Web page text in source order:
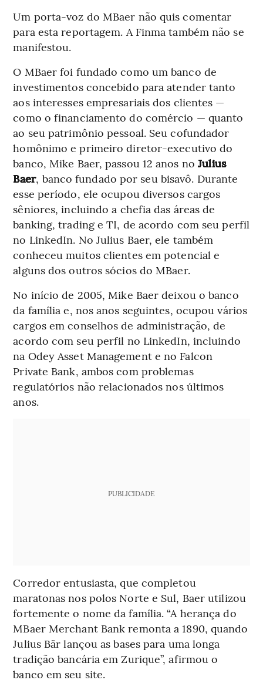
Um porta-voz do MBaer não quis comentar
para esta reportagem. A Finma também não se
manifestou.
O MBaer foi fundado como um banco de
investimentos concebido para atender tanto
aos interesses empresariais dos clientes —
como o financiamento do comércio — quanto
ao seu patrimônio pessoal. Seu cofundador
homônimo e primeiro diretor-executivo do
banco, Mike Baer, ​​passou 12 anos no Julius
Baer, banco fundado por seu bisavô. Durante
esse período, ele ocupou diversos cargos
sêniores, incluindo a chefia das áreas de
banking, trading e TI, de acordo com seu perfil
no LinkedIn. No Julius Baer, ​​ele também
conheceu muitos clientes em potencial e
alguns dos outros sócios do MBaer.
No início de 2005, Mike Baer deixou o banco
da família e, nos anos seguintes, ocupou vários
cargos em conselhos de administração, de
acordo com seu perfil no LinkedIn, incluindo
na Odey Asset Management e no Falcon
Private Bank, ambos com problemas
regulatórios não relacionados nos últimos
anos.
PUBLICIDADE
Corredor entusiasta, que completou
maratonas nos polos Norte e Sul, Baer utilizou
fortemente o nome da família. “A herança do
MBaer Merchant Bank remonta a 1890, quando
Julius Bär lançou as bases para uma longa
tradição bancária em Zurique”, afirmou o
banco em seu site.